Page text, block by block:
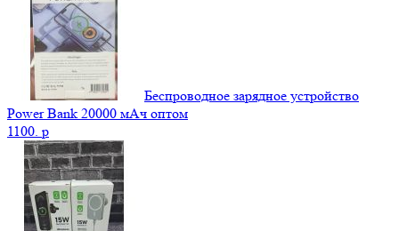
Беспроводное зарядное устройство
Power Bank 20000 мАч оптом
1100. p